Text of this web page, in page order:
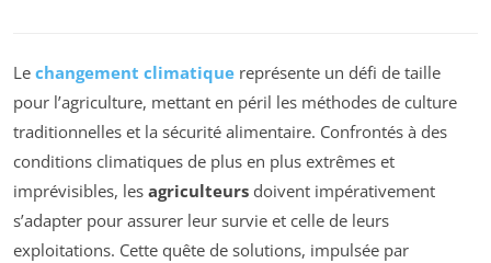
Le changement climatique représente un défi de taille
pour l’agriculture, mettant en péril les méthodes de culture
traditionnelles et la sécurité alimentaire. Confrontés à des
conditions climatiques de plus en plus extrêmes et
imprévisibles, les agriculteurs doivent impérativement
s’adapter pour assurer leur survie et celle de leurs
exploitations. Cette quête de solutions, impulsée par